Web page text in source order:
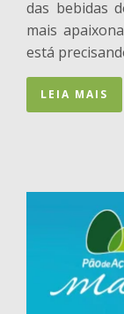
das bebidas
mais
está
LEIA MAIS